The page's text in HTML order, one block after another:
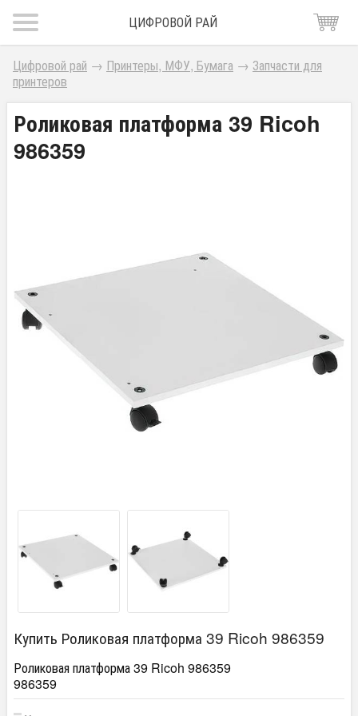
ЦИФРОВОЙ РАЙ
Цифровой рай → Принтеры, МФУ, Бумага → Запчасти для
принтеров
Роликовая платформа 39 Ricoh
986359
Купить Роликовая платформа 39 Ricoh 986359
Роликовая платформа 39 Ricoh 986359
986359